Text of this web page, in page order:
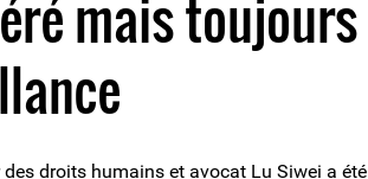
mais toujours
droits humains et avocat Lu Siwei a été